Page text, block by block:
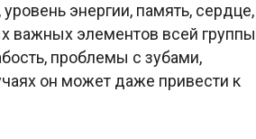
, уровень энергии, память, сердце,
важных элементов всей группы
проблемы с зубами,
он может даже привести к